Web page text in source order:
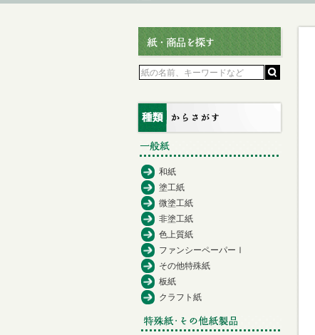
和紙
塗工紙
微塗工紙
非塗工紙
色上質紙
ファンシーペーパーⅠ
その他特殊紙
板紙
クラフト紙